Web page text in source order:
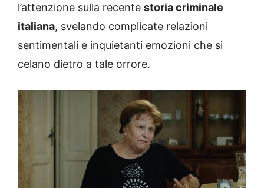
l’attenzione sulla recente storia criminale
italiana, svelando complicate relazioni
sentimentali e inquietanti emozioni che si
celano dietro a tale orrore.